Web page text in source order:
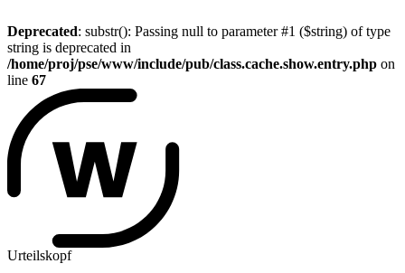
Deprecated: substr(): Passing null to parameter #1 ($string) of type
string is deprecated in
/home/proj/pse/www/include/pub/class.cache.show.entry.php on
line 67
Urteilskopf